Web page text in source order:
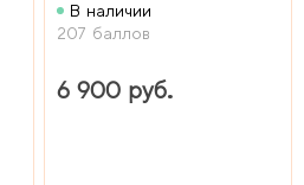
В наличии
207 баллов
6 900 руб.